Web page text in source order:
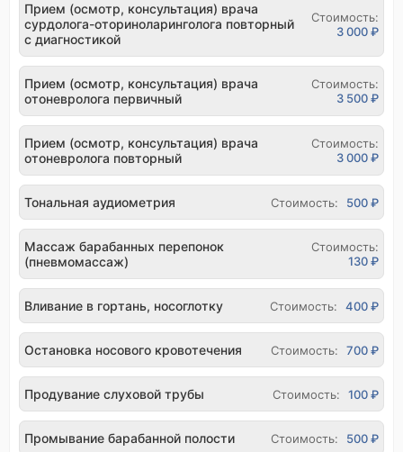
Прием (осмотр, консультация) врача
сурдолога-оториноларинголога повторный
с диагностикой
Стоимость:
3 000 ₽
Прием (осмотр, консультация) врача
отоневролога первичный
Стоимость:
3 500 ₽
Прием (осмотр, консультация) врача
отоневролога повторный
Стоимость:
3 000 ₽
Тональная аудиометрия Стоимость: 500 ₽
Массаж барабанных перепонок
(пневмомассаж)
Стоимость:
130 ₽
Вливание в гортань, носоглотку Стоимость: 400 ₽
Остановка носового кровотечения Стоимость: 700 ₽
Продувание слуховой трубы Стоимость: 100 ₽
Промывание барабанной полости Стоимость: 500 ₽